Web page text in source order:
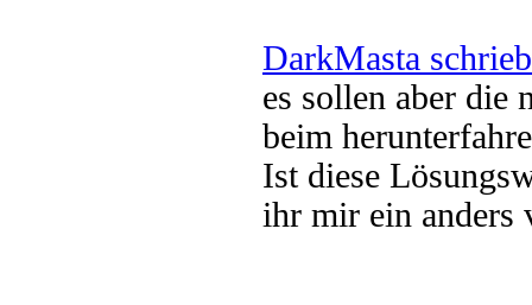
DarkMasta schrieb
es sollen aber die
beim
Ist diese
ihr mir ein anders